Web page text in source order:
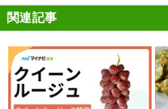
関連記事